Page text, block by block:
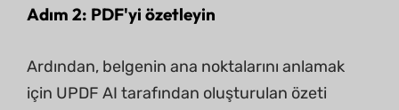
Adım 2: PDF'yi özetleyin
Ardından, belgenin ana noktalarını anlamak
için UPDF AI tarafından oluşturulan özeti